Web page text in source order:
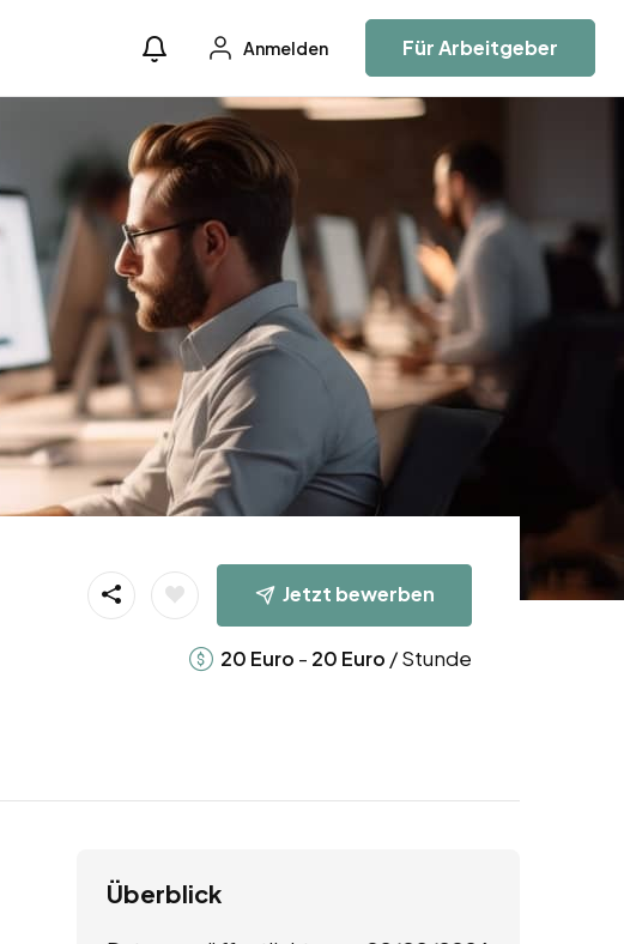
Anmelden Für Arbeitgeber
Jetzt bewerben
20 Euro - 20 Euro / Stunde
Überblick